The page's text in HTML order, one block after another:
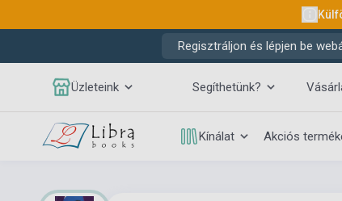
Regisztráljon és lépjen be
Üzleteink Segíthetünk?
Kínálat Akciós